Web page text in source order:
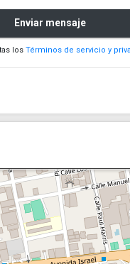
Enviar mensaje
los Términos de servicio y